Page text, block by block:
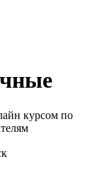
курсом по